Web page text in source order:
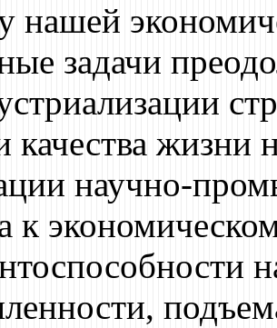
нашей
задачи
качества жизни
научно-
к